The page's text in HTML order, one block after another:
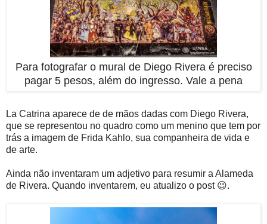
Para fotografar o mural de Diego Rivera é preciso
pagar 5 pesos, além do ingresso. Vale a pena
La Catrina aparece de de mãos dadas com Diego Rivera,
que se representou no quadro como um menino que tem por
trás a imagem de Frida Kahlo, sua companheira de vida e
de arte.
Ainda não inventaram um adjetivo para resumir a Alameda
de Rivera. Quando inventarem, eu atualizo o post 😉.